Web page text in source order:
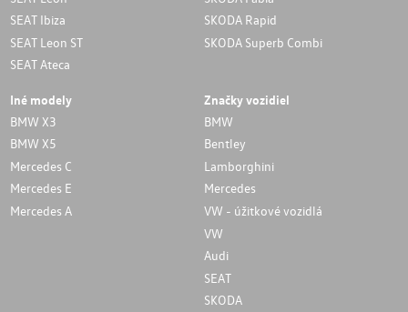
SEAT Ibiza
SEAT Leon ST
SEAT Ateca
SKODA Rapid
SKODA Superb Combi
Iné modely
BMW X3
BMW X5
Mercedes C
Mercedes E
Mercedes A
Značky vozidiel
BMW
Bentley
Lamborghini
Mercedes
VW - úžitkové vozidlá
VW
Audi
SEAT
SKODA